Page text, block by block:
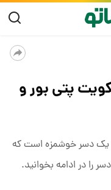
پتی بور و
یک دسر خوشمزه است که
را در ادامه بخوانید.